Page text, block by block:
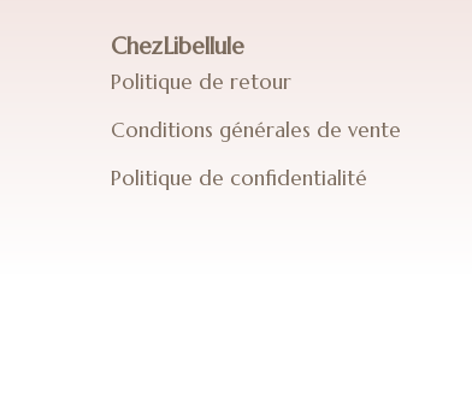
ChezLibellule
Politique de retour
Conditions générales de vente
Politique de confidentialité